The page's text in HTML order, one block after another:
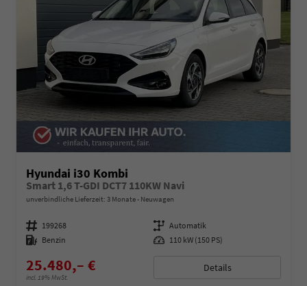
Hyundai i30 Kombi
Smart 1,6 T-GDI DCT7 110KW Navi
unverbindliche Lieferzeit: 3 Monate Neuwagen
Fahrzeugnummer 199268 Getriebe Automatik
Kraftstoff Benzin Leistung 110 kW (150 PS)
25.480,– €
incl. 19% MwSt.
Details